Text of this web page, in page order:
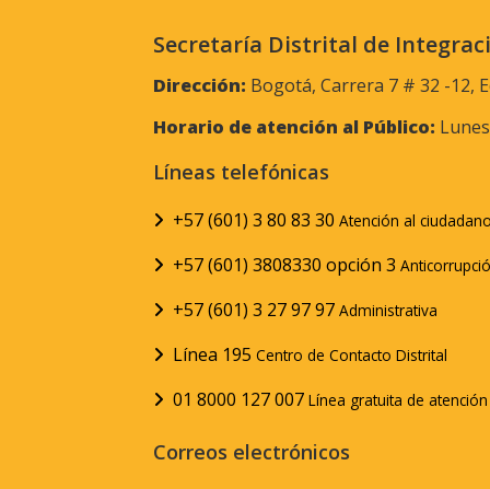
Secretaría Distrital de
Dirección: Bogotá, Carrera 7 # 32 -12,
Horario de atención al Público:
Líneas telefónicas
+57 (601) 3 80 83 30 Atención al
+57 (601) 3808330 opción 3
+57 (601) 3 27 97 97 Administrativa
Línea 195 Centro de Contacto Distrital
01 8000 127 007 Línea gratuita de
Correos electrónicos